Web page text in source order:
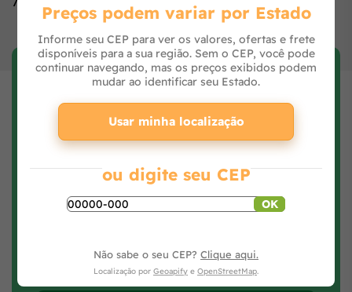
Avaliar Produto
Avaliar Produto.
Preços podem variar por Estado
Informe seu CEP para ver os valores, ofertas e frete
disponíveis para a sua região. Sem o CEP, você pode
continuar navegando, mas os preços exibidos podem
mudar ao identificar seu Estado.
Usar minha localização
ou digite seu CEP
OK
Não sabe o seu CEP? Clique aqui.
Localização por Geoapify e OpenStreetMap.